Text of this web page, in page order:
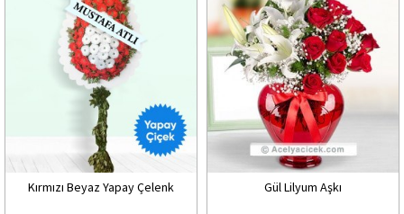
Kırmızı Beyaz Yapay Çelenk Gül Lilyum Aşkı